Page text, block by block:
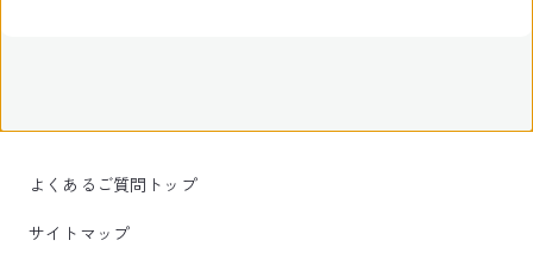
よくあるご質問トップ
サイトマップ